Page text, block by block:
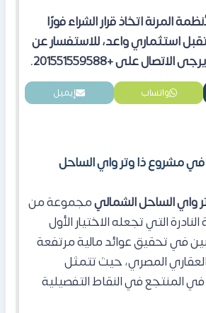
المرنة اتخاذ قرار الشراء فورًا
استثماري واعد، للاستفسار عن
على +201551559588.
واتساب إيميل
في مشروع ذا وتر واي الساحل
واي الساحل الشماليمجموعة من
التي تجعله الاختيار الأول
في تحقيق عوائد مالية مرتفعة
المصري، حيث تتمثل
المنتجع في النقاط التفصيلية